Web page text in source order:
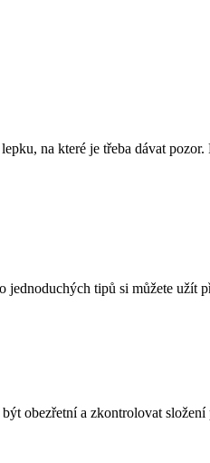
na které je třeba dávat
tipů si můžete užít
obezřetní a zkontrolovat